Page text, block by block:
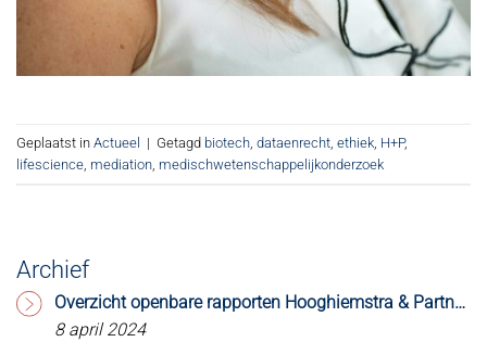
Geplaatst in Actueel | Getagd biotech dataenrecht ethiek H+P,
lifescience mediation medischwetenschappelijkonderzoek
Archief
Overzicht openbare rapporten Hooghiemstra & Partners
8 april 2024